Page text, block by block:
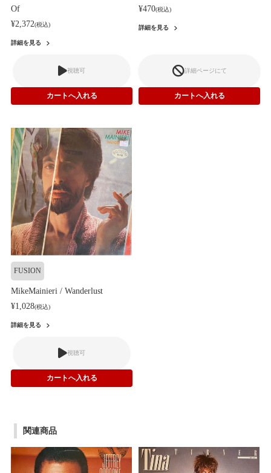
Of
¥2,372(税込)
詳細を見る
視聴可
¥470(税込)
詳細を見る
詳細ページにて
FUSION
MikeMainieri / Wanderlust
¥1,028(税込)
詳細を見る
視聴可
関連商品